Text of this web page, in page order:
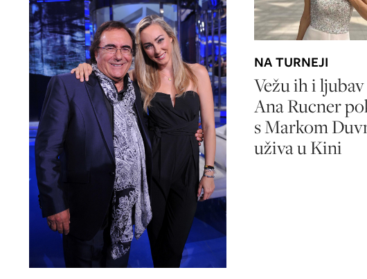
NA TURNEJI
Vežu ih i
Ana Rucner
s Markom
uživa u Kini